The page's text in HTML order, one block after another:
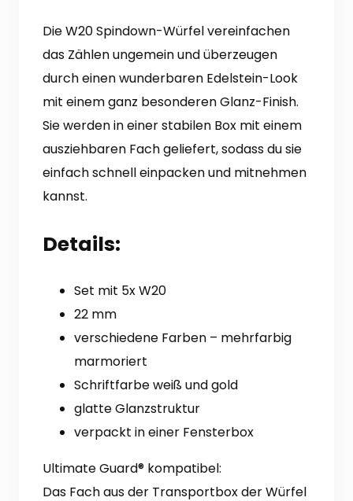
Die W20 Spindown-Würfel vereinfachen
das Zählen ungemein und überzeugen
durch einen wunderbaren Edelstein-Look
mit einem ganz besonderen Glanz-Finish.
Sie werden in einer stabilen Box mit einem
ausziehbaren Fach geliefert, sodass du sie
einfach schnell einpacken und mitnehmen
kannst.
Details:
Set mit 5x W20
22 mm
verschiedene Farben – mehrfarbig
marmoriert
Schriftfarbe weiß und gold
glatte Glanzstruktur
verpackt in einer Fensterbox
Ultimate Guard® kompatibel:
Das Fach aus der Transportbox der Würfel